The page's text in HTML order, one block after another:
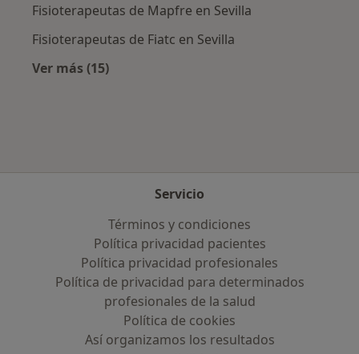
Fisioterapeutas de Mapfre en Sevilla
Fisioterapeutas de Fiatc en Sevilla
Ver más (15)
Servicio
Términos y condiciones
Política privacidad pacientes
Política privacidad profesionales
Política de privacidad para determinados
profesionales de la salud
Política de cookies
Así organizamos los resultados